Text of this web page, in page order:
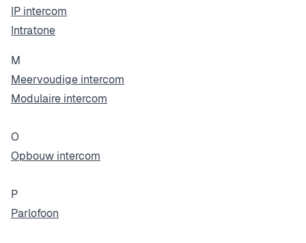
IP intercom
Intratone
M
Meervoudige intercom
Modulaire intercom
O
Opbouw intercom
P
Parlofoon